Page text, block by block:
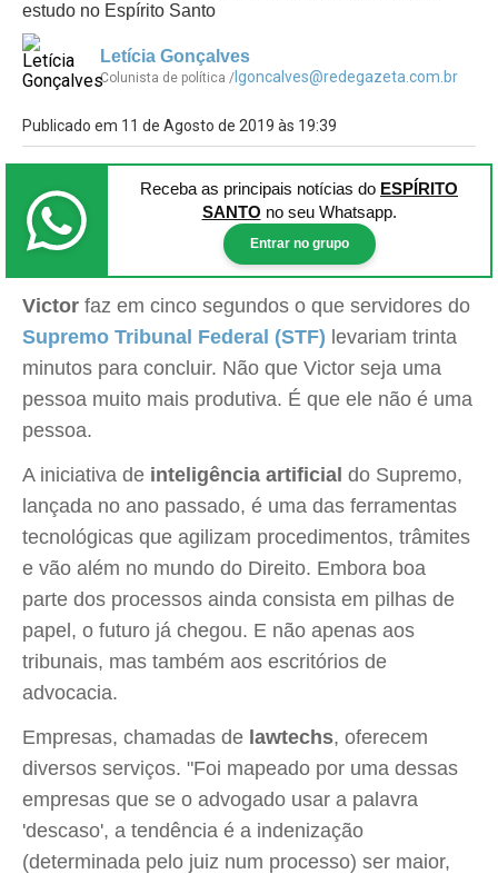
estudo no Espírito Santo
Letícia Gonçalves
Colunista de política / lgoncalves@redegazeta.com.br
Publicado em 11 de Agosto de 2019 às 19:39
Receba as principais notícias do ESPÍRITO
SANTO no seu Whatsapp.
Entrar no grupo
Victor faz em cinco segundos o que servidores do
Supremo Tribunal Federal (STF) levariam trinta
minutos para concluir. Não que Victor seja uma
pessoa muito mais produtiva. É que ele não é uma
pessoa.
A iniciativa de inteligência artificial do Supremo,
lançada no ano passado, é uma das ferramentas
tecnológicas que agilizam procedimentos, trâmites
e vão além no mundo do Direito. Embora boa
parte dos processos ainda consista em pilhas de
papel, o futuro já chegou. E não apenas aos
tribunais, mas também aos escritórios de
advocacia.
Empresas, chamadas de lawtechs, oferecem
diversos serviços. "Foi mapeado por uma dessas
empresas que se o advogado usar a palavra
'descaso', a tendência é a indenização
(determinada pelo juiz num processo) ser maior,